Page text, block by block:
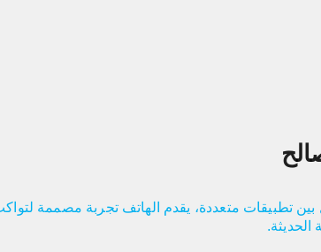
بين تطبيقات متعددة، يقدم الهاتف تجربة مصممة
الحديثة.